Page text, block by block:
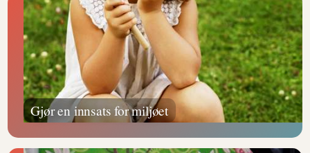
Gjør en innsats for miljøet